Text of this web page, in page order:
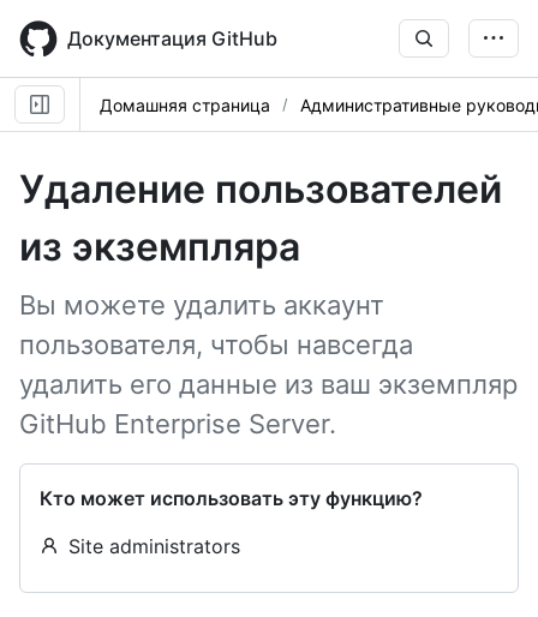
main
content
Документация GitHub
Домашняя страница Административные
Удаление пользователей
из экземпляра
Вы можете удалить аккаунт
пользователя, чтобы навсегда
удалить его данные из ваш экземпляр
GitHub Enterprise Server.
Кто может использовать эту функцию?
Site administrators